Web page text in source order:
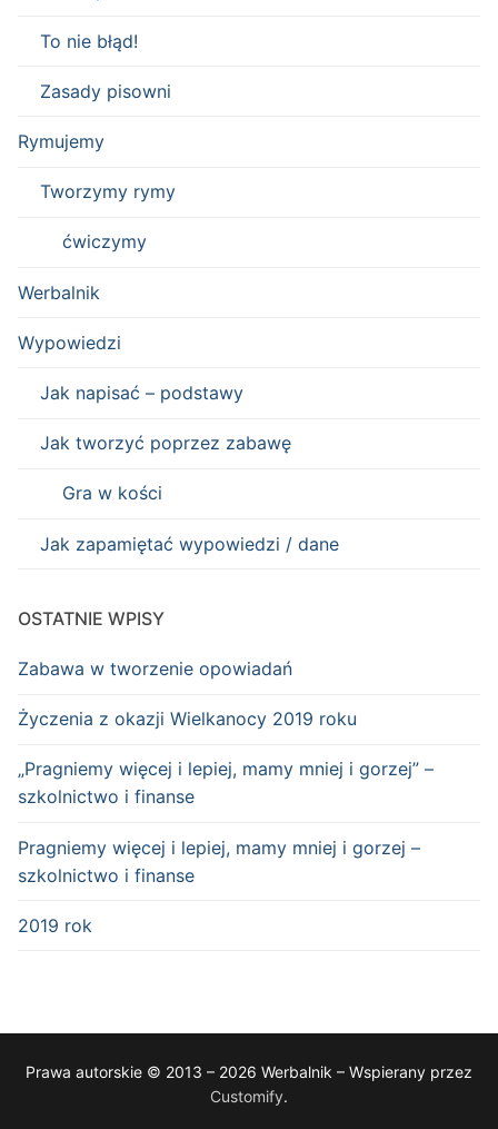
To nie błąd!
Zasady pisowni
Rymujemy
Tworzymy rymy
ćwiczymy
Werbalnik
Wypowiedzi
Jak napisać – podstawy
Jak tworzyć poprzez zabawę
Gra w kości
Jak zapamiętać wypowiedzi / dane
OSTATNIE WPISY
Zabawa w tworzenie opowiadań
Życzenia z okazji Wielkanocy 2019 roku
„Pragniemy więcej i lepiej, mamy mniej i gorzej” –
szkolnictwo i finanse
Pragniemy więcej i lepiej, mamy mniej i gorzej –
szkolnictwo i finanse
2019 rok
Prawa autorskie © 2013 – 2026 Werbalnik – Wspierany przez
Customify.